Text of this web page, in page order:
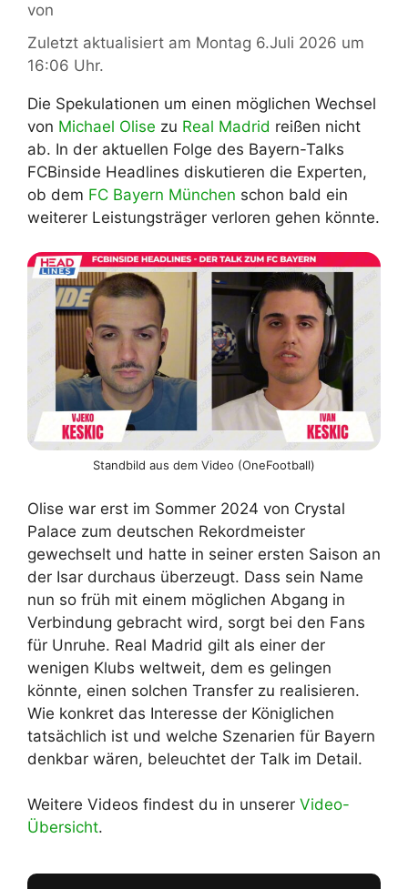
von
Zuletzt aktualisiert am Montag 6.Juli 2026 um
16:06 Uhr.
Die Spekulationen um einen möglichen Wechsel
von Michael Olise zu Real Madrid reißen nicht
ab. In der aktuellen Folge des Bayern-Talks
FCBinside Headlines diskutieren die Experten,
ob dem FC Bayern München schon bald ein
weiterer Leistungsträger verloren gehen könnte.
Standbild aus dem Video (OneFootball)
Olise war erst im Sommer 2024 von Crystal
Palace zum deutschen Rekordmeister
gewechselt und hatte in seiner ersten Saison an
der Isar durchaus überzeugt. Dass sein Name
nun so früh mit einem möglichen Abgang in
Verbindung gebracht wird, sorgt bei den Fans
für Unruhe. Real Madrid gilt als einer der
wenigen Klubs weltweit, dem es gelingen
könnte, einen solchen Transfer zu realisieren.
Wie konkret das Interesse der Königlichen
tatsächlich ist und welche Szenarien für Bayern
denkbar wären, beleuchtet der Talk im Detail.
Weitere Videos findest du in unserer Video-
Übersicht.